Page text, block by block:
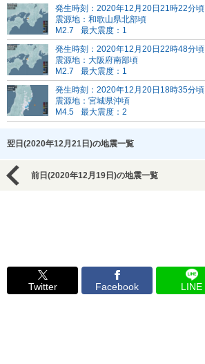
発生時刻：2020年12月20日21時22分頃
震源地：和歌山県北部頃
M2.7
最大震度：1
発生時刻：2020年12月20日22時48分頃
震源地：大阪府南部頃
M2.7
最大震度：1
発生時刻：2020年12月20日18時35分頃
震源地：宮城県沖頃
M4.5
最大震度：2
翌日(2020年12月21日)の地震一覧
前日(2020年12月19日)の地震一覧
Twitter Facebook LINE